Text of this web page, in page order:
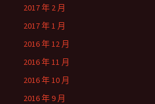
2017 年 2 月
2017 年 1 月
2016 年 12 月
2016 年 11 月
2016 年 10 月
2016 年 9 月